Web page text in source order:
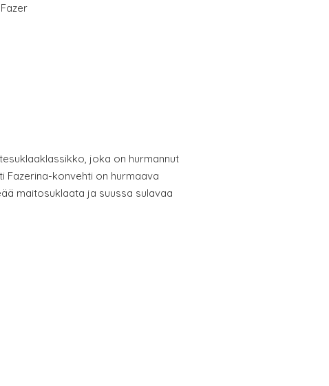
Fazer
joka on hurmannut
Fazerina-konvehti on hurmaava
maitosuklaata ja suussa sulavaa